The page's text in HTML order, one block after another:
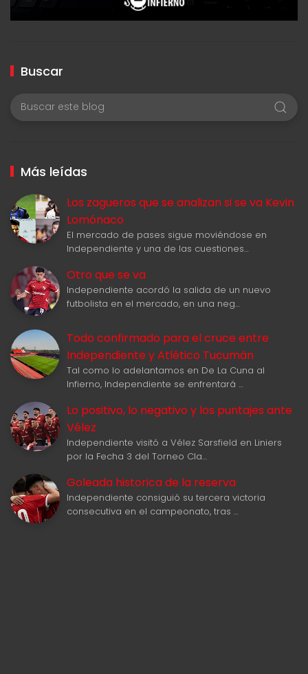
Buscar
Más leídas
Los zagueros que se analizan si se va Kevin
Lomónaco
El mercado de pases sigue moviéndose en
Independiente y una de las cuestiones…
Otro que se va
Independiente acordó la salida de un nuevo
futbolista en el mercado, en una neg…
Todo confirmado para el cruce entre
Independiente y Atlético Tucumán
Tal como lo adelantamos en De La Cuna al
Infierno, Independiente se enfrentará …
Lo positivo, lo negativo y los puntajes ante
Vélez
Independiente visitó a Vélez Sarsfield en Liniers
por la Fecha 3 del Torneo Cla…
Goleada historica de la reserva
Independiente consiguió su tercera victoria
consecutiva en el campeonato, tras …